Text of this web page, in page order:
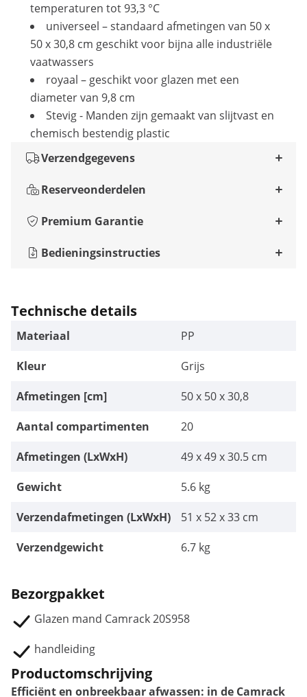
temperaturen tot 93,3 °C
universeel – standaard afmetingen van 50 x
50 x 30,8 cm geschikt voor bijna alle industriële
vaatwassers
royaal – geschikt voor glazen met een
diameter van 9,8 cm
Stevig - Manden zijn gemaakt van slijtvast en
chemisch bestendig plastic
Verzendgegevens
Reserveonderdelen
Premium Garantie
Bedieningsinstructies
Technische details
Materiaal
PP
Kleur
Grijs
Afmetingen [cm]
50 x 50 x 30,8
Aantal compartimenten
20
Afmetingen (LxWxH)
49 x 49 x 30.5 cm
Gewicht
5.6 kg
Verzendafmetingen (LxWxH)
51 x 52 x 33 cm
Verzendgewicht
6.7 kg
Bezorgpakket
Glazen mand Camrack 20S958
handleiding
Productomschrijving
Efficiënt en onbreekbaar afwassen: in de Camrack